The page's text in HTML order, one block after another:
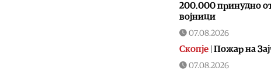
200.000 принудно
војници
07.08.2026
Скопје | Пожар на
07.08.2026